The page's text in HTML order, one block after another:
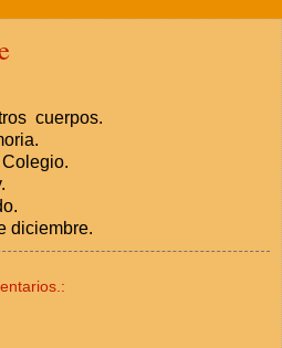
cuerpos.
diciembre.